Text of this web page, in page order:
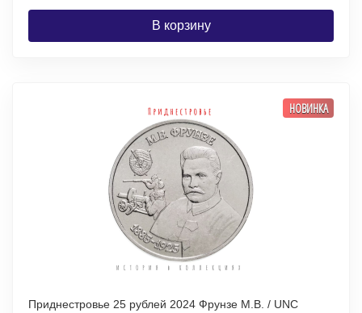
В корзину
НОВИНКА
Приднестровье 25 рублей 2024 Фрунзе М.В. / UNC